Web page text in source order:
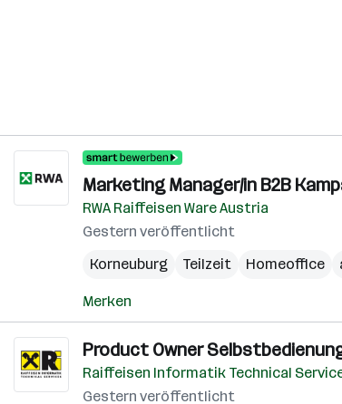
Marketing Manager/in B2B
RWA Raiffeisen Ware Austria
Gestern veröffentlicht
Korneuburg
Teilzeit Homeoffice
Merken
Product Owner
Raiffeisen Informatik Technical
Gestern veröffentlicht